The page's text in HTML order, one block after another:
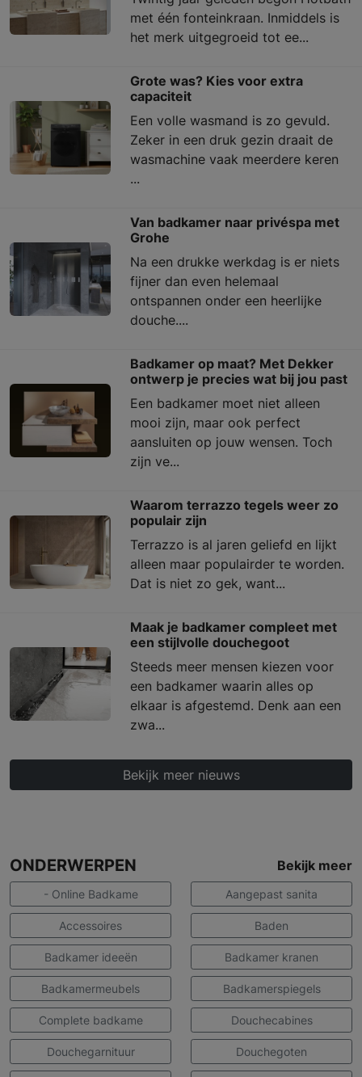
met één fonteinkraan. Inmiddels is
het merk uitgegroeid tot ee...
Grote was? Kies voor extra
capaciteit
Een volle wasmand is zo gevuld.
Zeker in een druk gezin draait de
wasmachine vaak meerdere keren
...
Van badkamer naar privéspa met
Grohe
Na een drukke werkdag is er niets
fijner dan even helemaal
ontspannen onder een heerlijke
douche....
Badkamer op maat? Met Dekker
ontwerp je precies wat bij jou past
Een badkamer moet niet alleen
mooi zijn, maar ook perfect
aansluiten op jouw wensen. Toch
zijn ve...
Waarom terrazzo tegels weer zo
populair zijn
Terrazzo is al jaren geliefd en lijkt
alleen maar populairder te worden.
Dat is niet zo gek, want...
Maak je badkamer compleet met
een stijlvolle douchegoot
Steeds meer mensen kiezen voor
een badkamer waarin alles op
elkaar is afgestemd. Denk aan een
zwa...
Bekijk meer nieuws
ONDERWERPEN Bekijk meer
- Online Badkame Aangepast sanita
Accessoires Baden
Badkamer ideeën Badkamer kranen
Badkamermeubels Badkamerspiegels
Complete badkame Douchecabines
Douchegarnituur Douchegoten